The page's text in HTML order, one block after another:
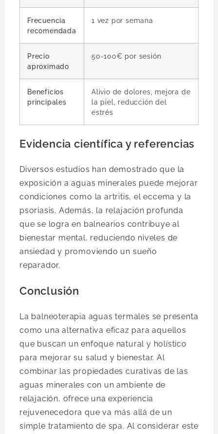
Frecuencia
recomendada
1 vez por semana
Precio
aproximado
50-100€ por sesión
Beneficios
principales
Alivio de dolores, mejora de
la piel, reducción del
estrés
Evidencia científica y referencias
Diversos estudios han demostrado que la
exposición a aguas minerales puede mejorar
condiciones como la artritis, el eccema y la
psoriasis. Además, la relajación profunda
que se logra en balnearios contribuye al
bienestar mental, reduciendo niveles de
ansiedad y promoviendo un sueño
reparador.
Conclusión
La balneoterapia aguas termales se presenta
como una alternativa eficaz para aquellos
que buscan un enfoque natural y holístico
para mejorar su salud y bienestar. Al
combinar las propiedades curativas de las
aguas minerales con un ambiente de
relajación, ofrece una experiencia
rejuvenecedora que va más allá de un
simple tratamiento de spa. Al considerar este